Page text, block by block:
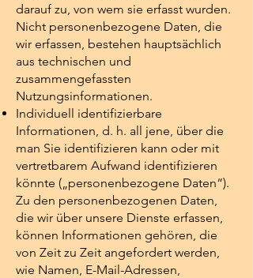
darauf zu, von wem sie erfasst wurden.
Nicht personenbezogene Daten, die
wir erfassen, bestehen hauptsächlich
aus technischen und
zusammengefassten
Nutzungsinformationen.
Individuell identifizierbare
Informationen, d. h. all jene, über die
man Sie identifizieren kann oder mit
vertretbarem Aufwand identifizieren
könnte („personenbezogene Daten“).
Zu den personenbezogenen Daten,
die wir über unsere Dienste erfassen,
können Informationen gehören, die
von Zeit zu Zeit angefordert werden,
wie Namen, E-Mail-Adressen,